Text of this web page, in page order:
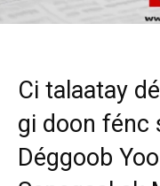
Ci talaatay
gi doon fénc
Déggoob